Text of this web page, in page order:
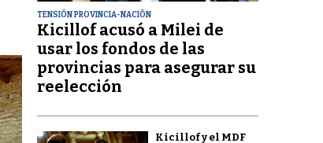
TENSIÓN PROVINCIA-NACIÓN
Kicillof acusó a Milei de
usar los fondos de las
provincias para asegurar su
reelección
Kicillof y el MDF